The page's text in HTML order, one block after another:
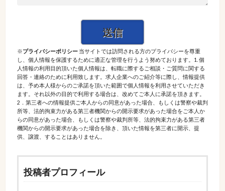
※プライバシーポリシー当サイトでは訪問される方のプライバシーを尊重
し、個人情報を保護するために適正な管理を行うよう努めております。1. 個
人情報の利用目的頂いた個人情報は、転職に際するご相談・ご質問に関する
回答・連絡のために利用致します。求人企業へのご紹介等に際し、情報提供
は、予め本人様からのご承諾を頂いた範囲で個人情報を利用させていただき
ます。それ以外の目的で利用する場合は、改めてご本人に承諾を頂きます。
2．第三者への情報提供ご本人からの同意があった場合、もしくは警察や裁判
所等、法的拘束力がある第三者機関からの開示要求があった場合をご本人か
らの同意があった場合、もしくは警察や裁判所等、法的拘束力がある第三者
機関からの開示要求があった場合を除き、頂いた情報を第三者に開示、提
供、譲渡、することはありません。
投稿者プロフィール